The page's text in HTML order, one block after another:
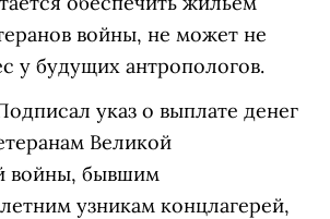
войны, не может не
у будущих антропологов.
указ о выплате денег
Великой
войны, бывшим
узникам концлагерей,